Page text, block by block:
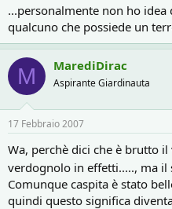
...personalmente non ho
qualcuno che possiede un
M MarediDirac
Aspirante Giardinauta
17 Febbraio 2007
Wa, perchè dici che è brutto
verdognolo in effetti....., ma il
Comunque caspita è stato
quindi questo significa